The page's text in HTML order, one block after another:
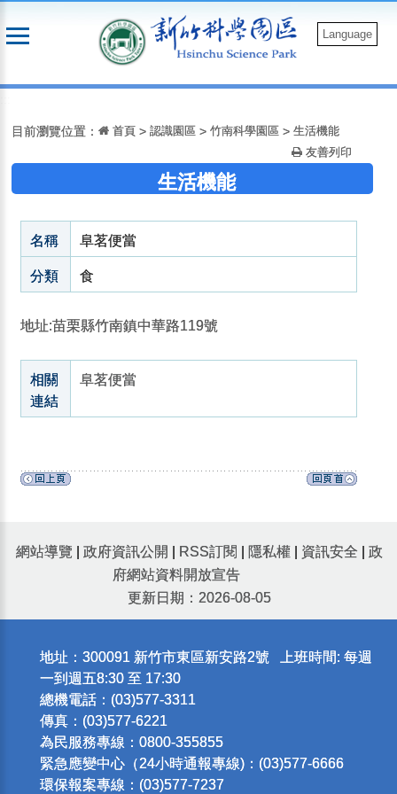
到
Language
目前瀏覽位置： 首頁 >認識園區 >竹南科學園區 >生活機能
友善列印
生活機能
名稱 阜茗便當
分類 食
地址:苗栗縣竹南鎮中華路119號
相關
連結
阜茗便當
網站導覽 政府資訊公開 RSS訂閱 隱私權 資訊安全
政
府網站資料開放宣告
更新日期：2026-08-05
地址：300091 新竹市東區新安路2號 上班時間: 每週
一到週五8:30 至 17:30
總機電話：(03)577-3311
傳真：(03)577-6221
為民服務專線：0800-355855
緊急應變中心（24小時通報專線)：(03)577-6666
環保報案專線：(03)577-7237